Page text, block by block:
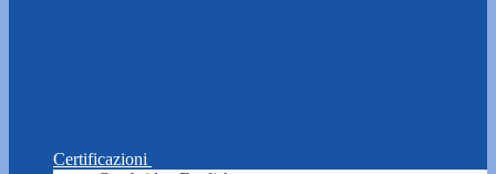
Certificazioni